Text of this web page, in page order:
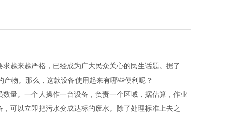
越来越严格， 已经成为广大民众关心的民生话题。据了
产物。那么，这款设备使用起来有哪些便利呢？
量。一个人操作一台设备，负责一个区域，据估算，作业
，可以立即把污水变成达标的废水。除了处理标准上去之